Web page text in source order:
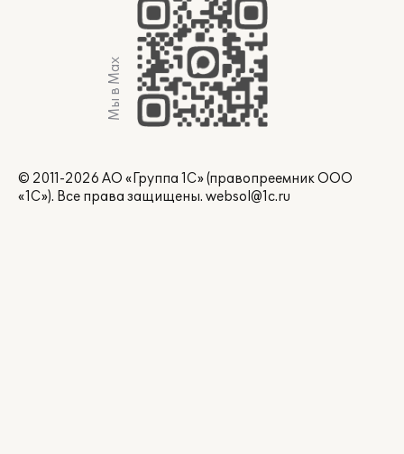
Мы в Max
© 2011-2026 АО «Группа 1С» (правопреемник ООО
«1С»). Все права защищены. websol@1c.ru